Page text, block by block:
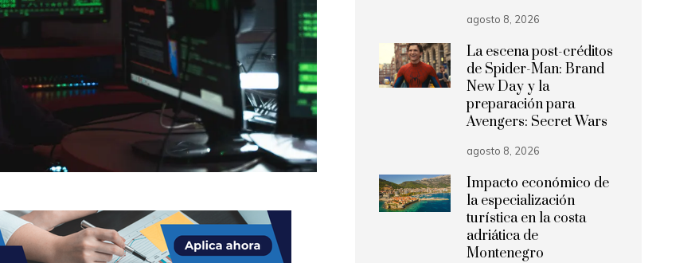
agosto 8, 2026
La escena post-créditos
de Spider-Man: Brand
New Day y la
preparación para
Avengers: Secret Wars
agosto 8, 2026
Impacto económico de
la especialización
turística en la costa
adriática de
Montenegro